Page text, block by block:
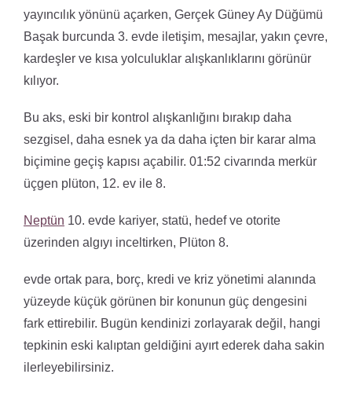
yayıncılık yönünü açarken, Gerçek Güney Ay Düğümü
Başak burcunda 3. evde iletişim, mesajlar, yakın çevre,
kardeşler ve kısa yolculuklar alışkanlıklarını görünür
kılıyor.
Bu aks, eski bir kontrol alışkanlığını bırakıp daha
sezgisel, daha esnek ya da daha içten bir karar alma
biçimine geçiş kapısı açabilir. 01:52 civarında merkür
üçgen plüton, 12. ev ile 8.
Neptün 10. evde kariyer, statü, hedef ve otorite
üzerinden algıyı inceltirken, Plüton 8.
evde ortak para, borç, kredi ve kriz yönetimi alanında
yüzeyde küçük görünen bir konunun güç dengesini
fark ettirebilir. Bugün kendinizi zorlayarak değil, hangi
tepkinin eski kalıptan geldiğini ayırt ederek daha sakin
ilerleyebilirsiniz.